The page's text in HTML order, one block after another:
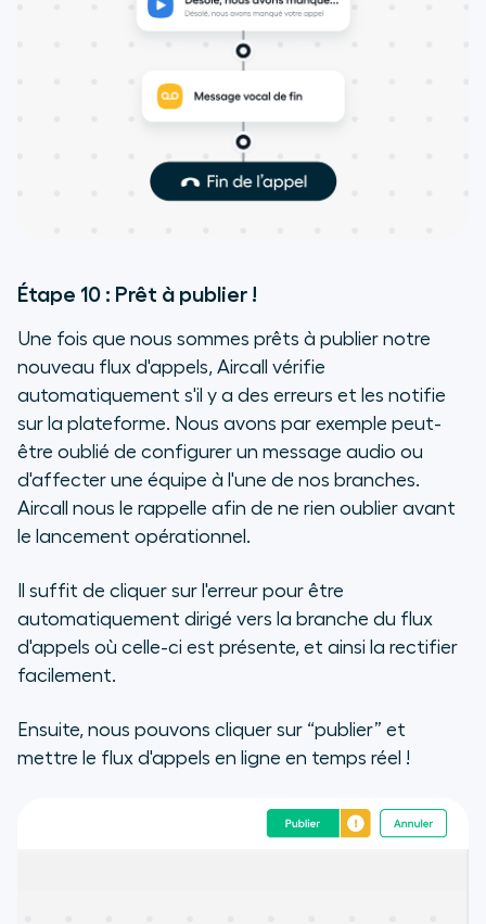
Étape 10 : Prêt à publier !
Une fois que nous sommes prêts à publier notre
nouveau flux d'appels, Aircall vérifie
automatiquement s'il y a des erreurs et les notifie
sur la plateforme. Nous avons par exemple peut-
être oublié de configurer un message audio ou
d'affecter une équipe à l'une de nos branches.
Aircall nous le rappelle afin de ne rien oublier avant
le lancement opérationnel.
Il suffit de cliquer sur l'erreur pour être
automatiquement dirigé vers la branche du flux
d'appels où celle-ci est présente, et ainsi la rectifier
facilement.
Ensuite, nous pouvons cliquer sur “publier” et
mettre le flux d'appels en ligne en temps réel !